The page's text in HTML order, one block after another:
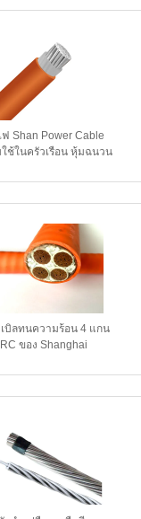
หลายแกน
ฟ Shan Power Cable
ช้ในครัวเรือน หุ้มฉนวน
สำหรับไฟส่องสว่าง
เบิลทนความร้อน 4 แกน
ของ Shanghai
ขนาด 1.5 มม. - 800
มม. อุณหภูมิ 90℃